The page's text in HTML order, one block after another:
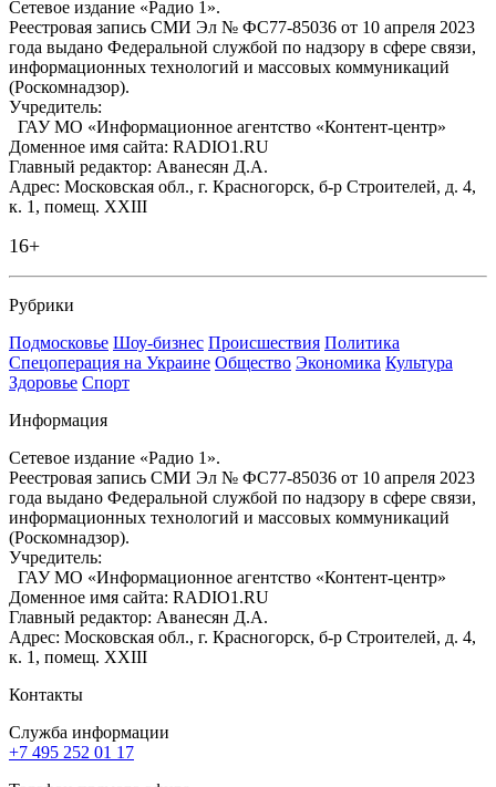
Сетевое издание «Радио 1».
Реестровая запись СМИ Эл № ФС77-85036 от 10 апреля 2023
года выдано Федеральной службой по надзору в сфере связи,
информационных технологий и массовых коммуникаций
(Роскомнадзор).
Учредитель:
ГАУ МО «Информационное агентство «Контент-центр»
Доменное имя сайта: RADIO1.RU
Главный редактор: Аванесян Д.А.
Адрес: Московская обл., г. Красногорск, б-р Строителей, д. 4,
к. 1, помещ. XXIII
16+
Рубрики
Подмосковье Шоу-бизнес Происшествия Политика
Спецоперация на Украине Общество Экономика Культура
Здоровье Спорт
Информация
Сетевое издание «Радио 1».
Реестровая запись СМИ Эл № ФС77-85036 от 10 апреля 2023
года выдано Федеральной службой по надзору в сфере связи,
информационных технологий и массовых коммуникаций
(Роскомнадзор).
Учредитель:
ГАУ МО «Информационное агентство «Контент-центр»
Доменное имя сайта: RADIO1.RU
Главный редактор: Аванесян Д.А.
Адрес: Московская обл., г. Красногорск, б-р Строителей, д. 4,
к. 1, помещ. XXIII
Контакты
Служба информации
+7 495 252 01 17